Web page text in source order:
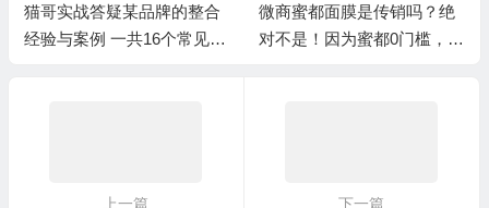
猫哥实战答疑某品牌的整合
经验与案例 一共16个常见问
微商蜜都面膜是传销吗？绝
对不是！因为蜜都0门槛，每
上一篇
下一篇